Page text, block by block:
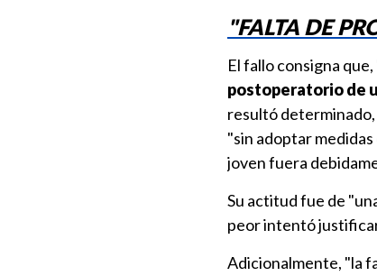
"FALTA DE
El fallo consigna
postoperatorio de
resultó determinado,
"sin adoptar
joven fuera
Su actitud fue de
peor intentó
Adicionalmente, "la